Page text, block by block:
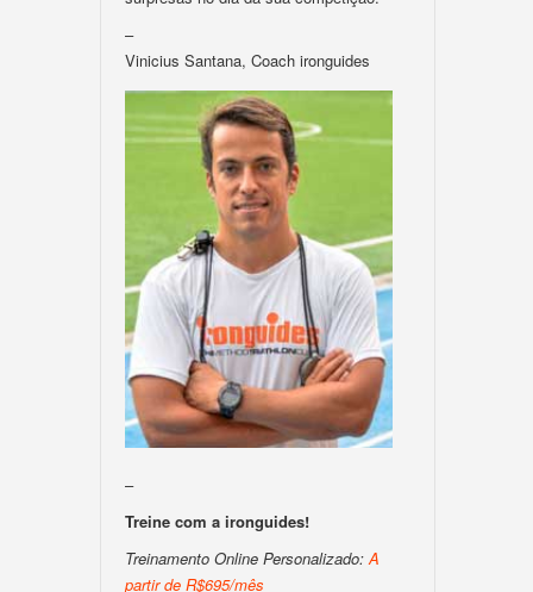
–
Vinicius Santana, Coach ironguides
–
Treine com a ironguides!
Treinamento Online Personalizado:A
partir de R$695/mês